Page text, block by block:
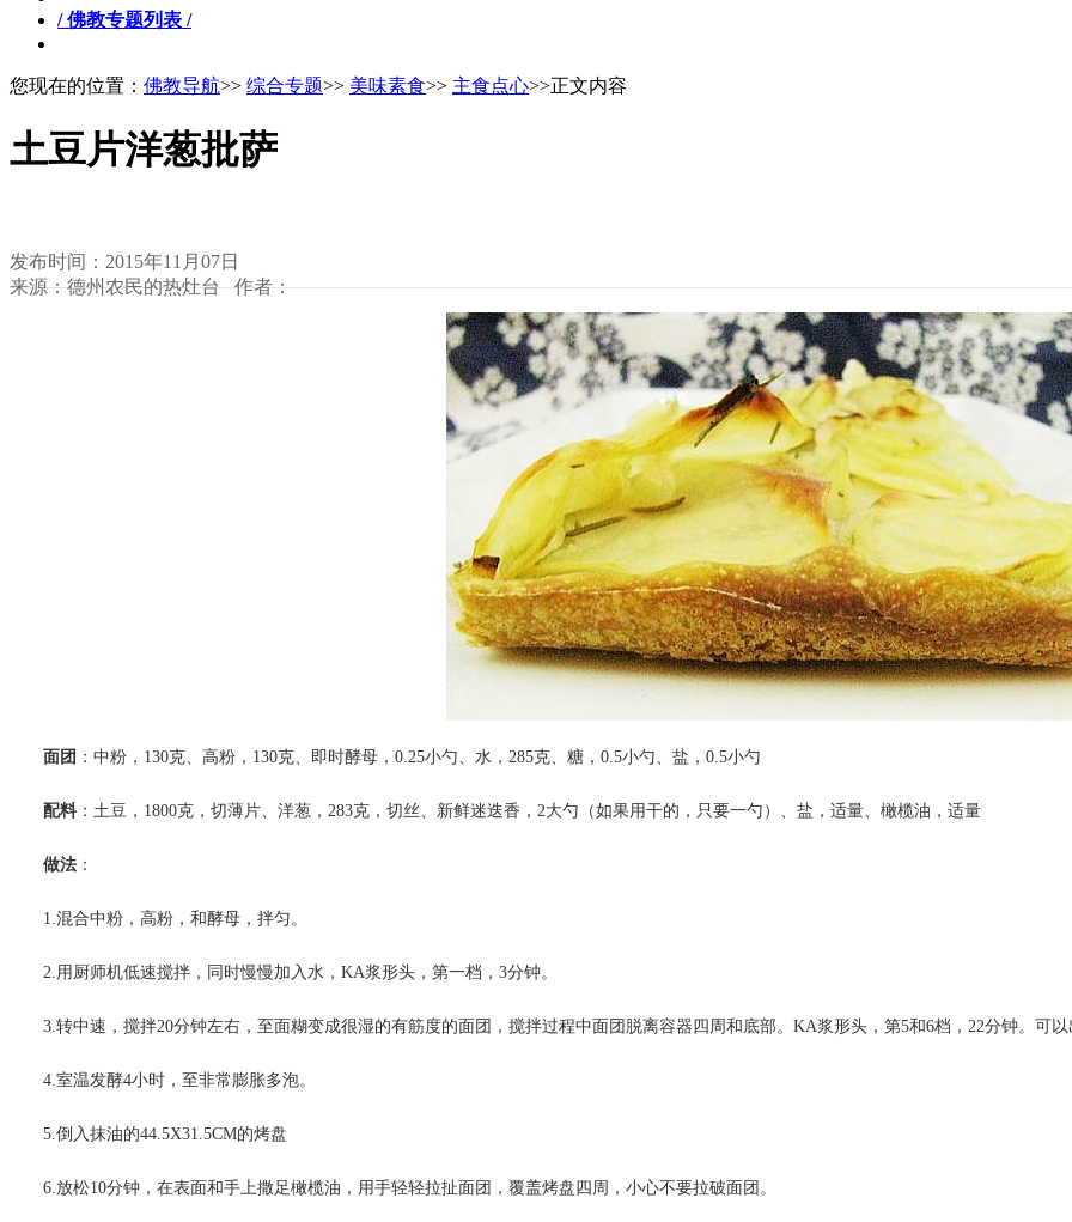
/ 佛教专题列表 /
您现在的位置： 佛教导航>> 综合专题>> 美味素食>> 主食点心>>正文内容
土豆片洋葱批萨
发布时间：2015年11月07日
来源：德州农民的热灶台 作者：
面团 ：中粉，130克、高粉，130克、即时酵母，0.25小勺、水，285克、糖，0.5小勺、盐，0.5小勺
配料 ：土豆，1800克，切薄片、洋葱，283克，切丝、新鲜迷迭香，2大勺（如果用干的，只要一勺）、盐，适量、橄榄油，适量
做法 ：
1.混合中粉，高粉，和酵母，拌匀。
2.用厨师机低速搅拌，同时慢慢加入水，KA浆形头，第一档，3分钟。
3.转中速，搅拌20分钟左右，至面糊变成很湿的有筋度的面团，搅拌过程中面团脱离容器四周和底部。KA浆形头，第5和6档，22分钟。可
4.室温发酵4小时，至非常膨胀多泡。
5.倒入抹油的44.5X31.5CM的烤盘
6.放松10分钟，在表面和手上撒足橄榄油，用手轻轻拉扯面团，覆盖烤盘四周，小心不要拉破面团。